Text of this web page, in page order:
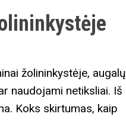
žolininkystėje, augalų
naudojami netiksliai. Iš
Koks skirtumas, kaip